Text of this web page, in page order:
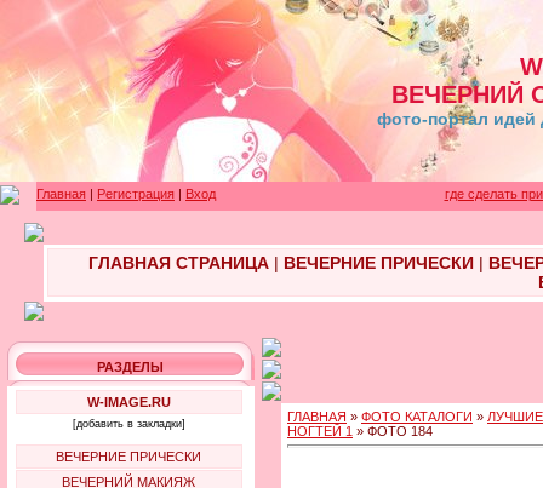
ВЕЧЕРНИЙ
фото-портал идей
Главная | Регистрация | Вход где сделать
ГЛАВНАЯ СТРАНИЦА| ВЕЧЕРНИЕ ПРИЧЕСКИ|
РАЗДЕЛЫ
W-IMAGE.RU
[добавить в закладки]
ВЕЧЕРНИЕ ПРИЧЕСКИ
ВЕЧЕРНИЙ МАКИЯЖ
ГЛАВНАЯ » ФОТО КАТАЛОГИ »
НОГТЕЙ 1 » ФОТО 184